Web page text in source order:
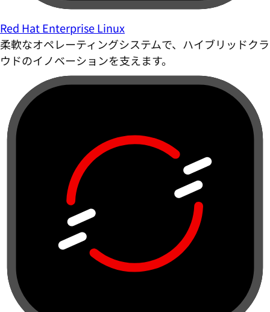
Red Hat Enterprise Linux
柔軟なオペレーティングシステムで、ハイブリッドクラ
ウドのイノベーションを支えます。